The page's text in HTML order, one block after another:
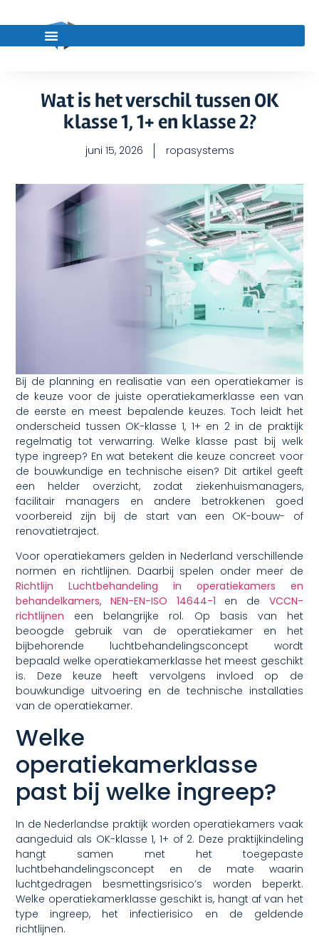
Wat is het verschil tussen OK
klasse 1, 1+ en klasse 2?
juni 15, 2026 ropasystems
Bij de planning en realisatie van een operatiekamer is
de keuze voor de juiste operatiekamerklasse een van
de eerste en meest bepalende keuzes. Toch leidt het
onderscheid tussen OK-klasse 1, 1+ en 2 in de praktijk
regelmatig tot verwarring. Welke klasse past bij welk
type ingreep? En wat betekent die keuze concreet voor
de bouwkundige en technische eisen? Dit artikel geeft
een helder overzicht, zodat ziekenhuismanagers,
facilitair managers en andere betrokkenen goed
voorbereid zijn bij de start van een OK-bouw- of
renovatietraject.
Voor operatiekamers gelden in Nederland verschillende
normen en richtlijnen. Daarbij spelen onder meer de
Richtlijn Luchtbehandeling in operatiekamers en
behandelkamers,NEN-EN-ISO 14644-1 en de VCCN-
richtlijnen een belangrijke rol. Op basis van het
beoogde gebruik van de operatiekamer en het
bijbehorende luchtbehandelingsconcept wordt
bepaald welke operatiekamerklasse het meest geschikt
is. Deze keuze heeft vervolgens invloed op de
bouwkundige uitvoering en de technische installaties
van de operatiekamer.
Welke
operatiekamerklasse
past bij welke ingreep?
In de Nederlandse praktijk worden operatiekamers vaak
aangeduid als OK-klasse 1, 1+ of 2. Deze praktijkindeling
hangt samen met het toegepaste
luchtbehandelingsconcept en de mate waarin
luchtgedragen besmettingsrisico’s worden beperkt.
Welke operatiekamerklasse geschikt is, hangt af van het
type ingreep, het infectierisico en de geldende
richtlijnen.